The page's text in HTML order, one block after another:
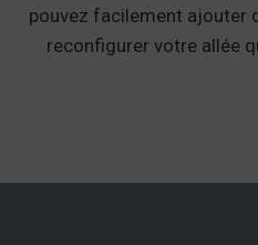
pouvez facilement ajouter
reconfigurer votre allée